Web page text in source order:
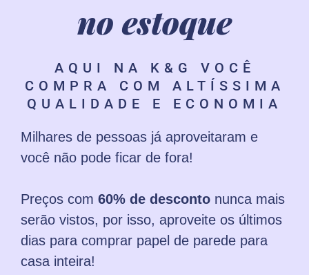
no estoque
AQUI NA K&G VOCÊ
COMPRA COM ALTÍSSIMA
QUALIDADE E ECONOMIA
Milhares de pessoas já aproveitaram e
você não pode ficar de fora!
Preços com 60% de desconto nunca mais
serão vistos, por isso, aproveite os últimos
dias para comprar papel de parede para
casa inteira!